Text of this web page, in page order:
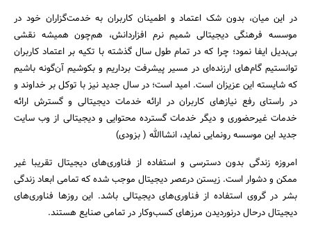
جستجو
در این میان، بدون شک اعتماد و اطمینان کاربران به خدمت‌گزاران خود در
موسسه فرهنگی دیجیتالی شمیم نرم افزاردانش، هم‌چون همیشه نقشی
بی‌بدیل ایفا نمود؛ چرا که در تمام طول سال گذشته با تکیه بر اعتماد کاربران
توانستیم گام‌های ارزنده‌ای در مسیر پیشرفت برداریم و بکوشیم آن‌گونه باشیم
که شایسته این عزیزان است. امید است؛ در سال جدید نیز با توکل بر خداوند و
در راستای رفع نیازهای کاربران در ارائه خدمات دیجیتالی و گسترش ارائه
خدمات غیرحضوری و دیگر خدمات گسترده محتوایی و دیجیتالی از وب سایت
جدید این موسسه رونمایی نماید، انشاالله ( بزودی)
امروزه زندگی بدون دسترسی و استفاده از فناوری‌های دیجیتال تقریبا غیر
ممکن و دشوار است. زیستن درعصر دیجیتال موجب شده که تمامی ابعاد زندگی
بشر در گروی استفاده از فناوری‌های دیجیتالی باشد. این روزها فناوری‌های
دیجیتال درحال درنوردیدن مرزهای کسب‌وکار در تمامی صنایع هستند.